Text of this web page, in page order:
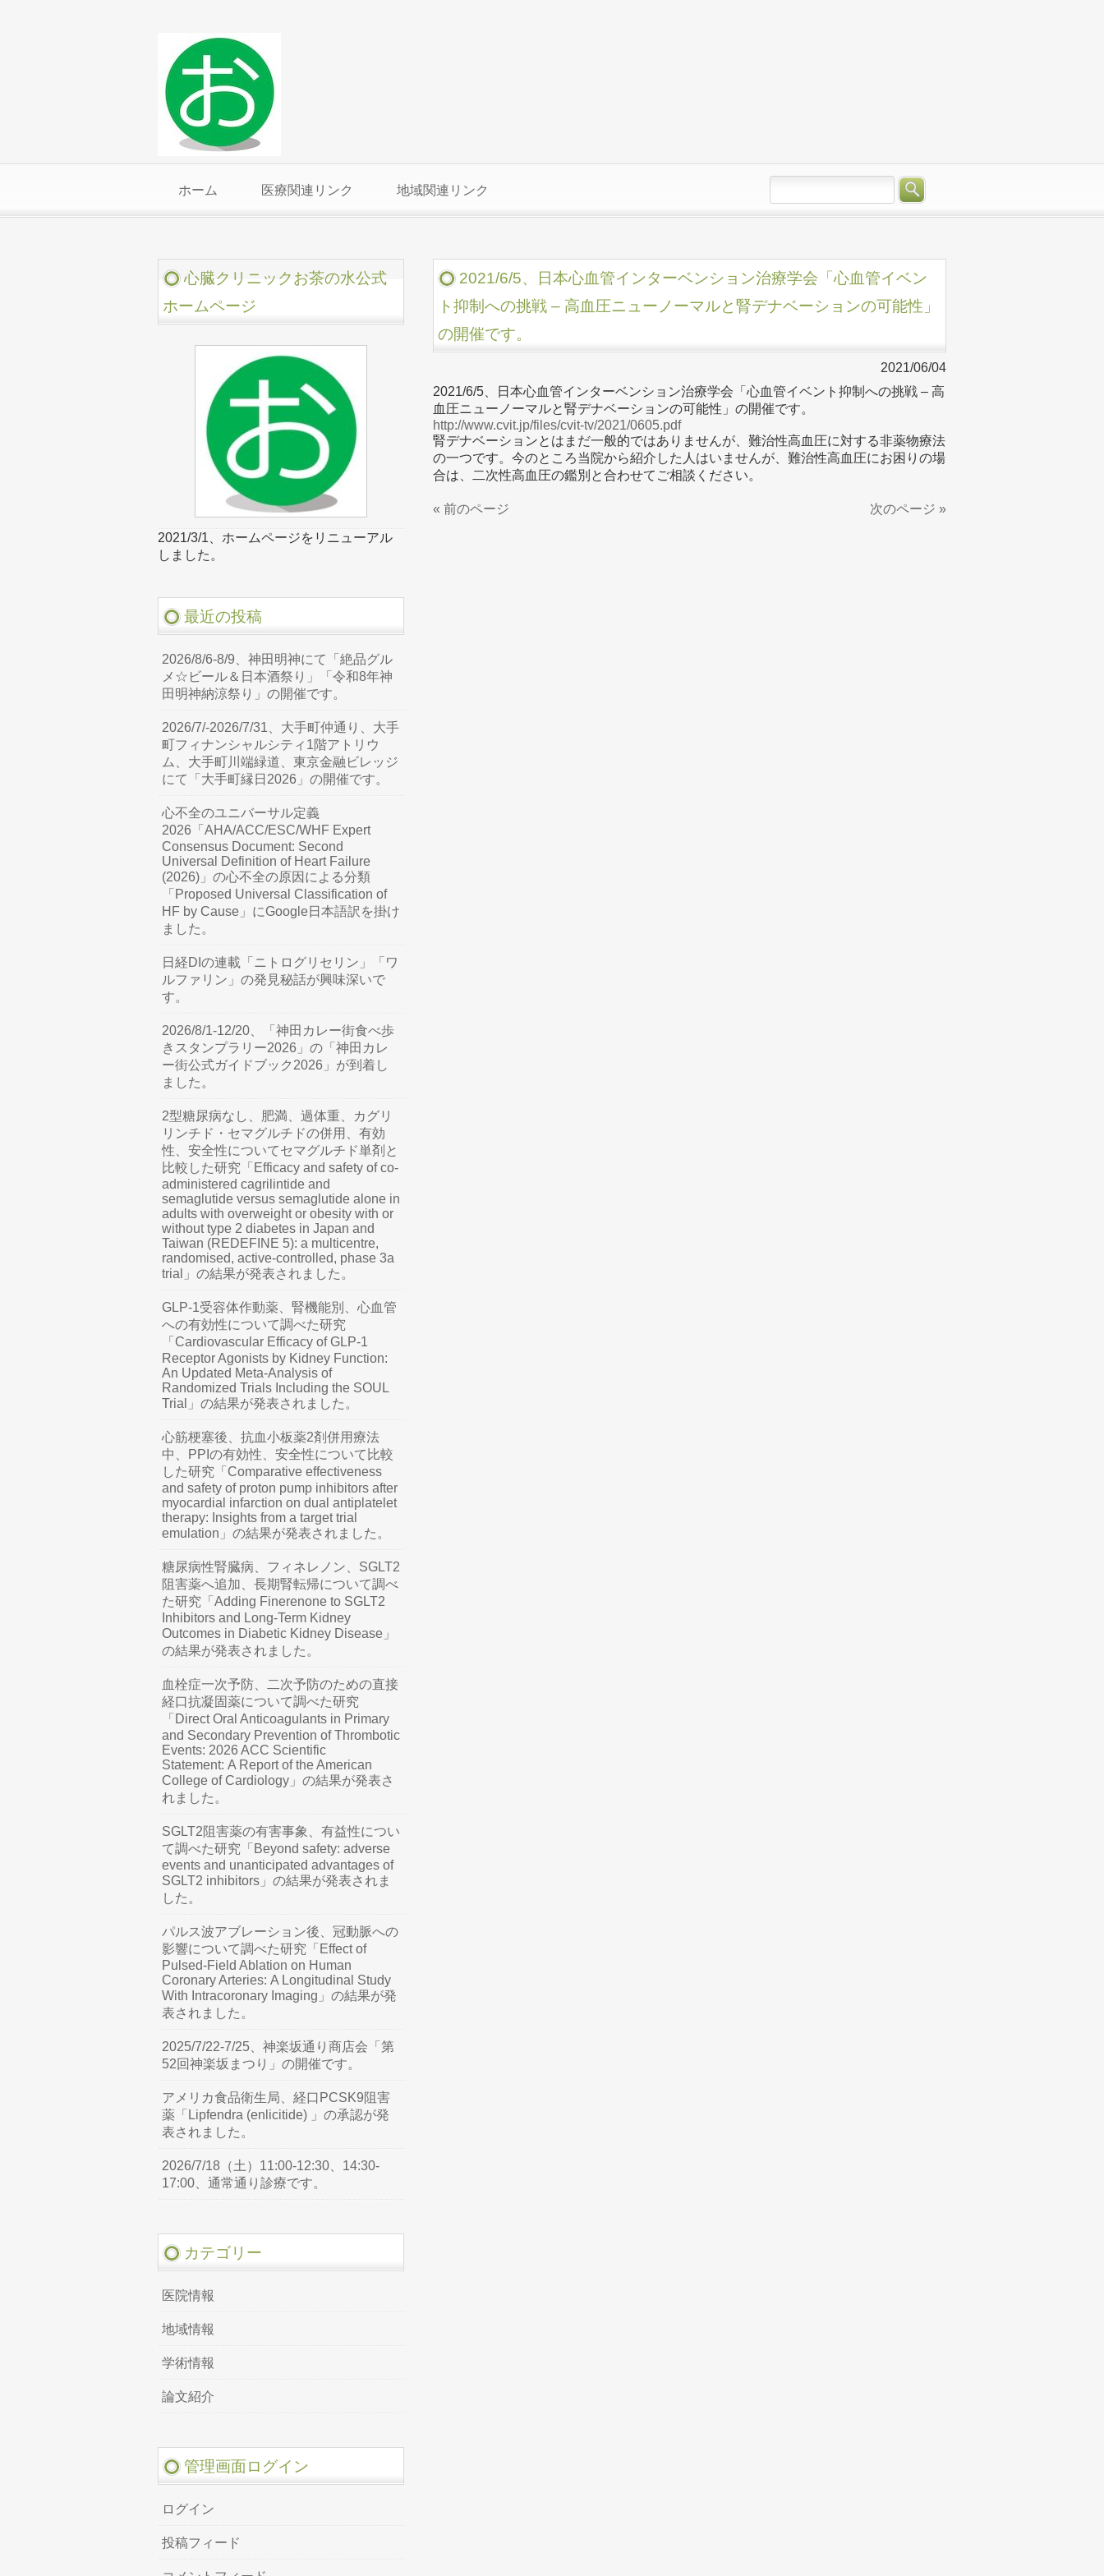
ホーム 医療関連リンク 地域関連リンク
2021/6/5、⽇本⼼⾎管インターベンション治療学会「⼼⾎管イベン
ト抑制への挑戦 – ⾼⾎圧ニューノーマルと腎デナベーションの可能性」
の開催です。
2021/06/04
2021/6/5、⽇本⼼⾎管インターベンション治療学会「⼼⾎管イベント抑制への挑戦 – ⾼
⾎圧ニューノーマルと腎デナベーションの可能性」の開催です。
http://www.cvit.jp/files/cvit-tv/2021/0605.pdf
腎デナベーションとはまだ一般的ではありませんが、難治性高血圧に対する非薬物療法
の一つです。今のところ当院から紹介した人はいませんが、難治性高血圧にお困りの場
合は、二次性高血圧の鑑別と合わせてご相談ください。
« 前のページ 次のページ »
心臓クリニックお茶の水公式
ホームページ
2021/3/1、ホームページをリニューアル
しました。
最近の投稿
2026/8/6-8/9、神田明神にて「絶品グル
メ☆ビール＆日本酒祭り」「令和8年神
田明神納涼祭り」の開催です。
2026/7/-2026/7/31、大手町仲通り、大手
町フィナンシャルシティ1階アトリウ
ム、大手町川端緑道、東京金融ビレッジ
にて「大手町縁日2026」の開催です。
心不全のユニバーサル定義
2026「AHA/ACC/ESC/WHF Expert
Consensus Document: Second
Universal Definition of Heart Failure
(2026)」の心不全の原因による分類
「Proposed Universal Classification of
HF by Cause」にGoogle日本語訳を掛け
ました。
日経DIの連載「ニトログリセリン」「ワ
ルファリン」の発見秘話が興味深いで
す。
2026/8/1-12/20、「神田カレー街食べ歩
きスタンプラリー2026」の「神田カレ
ー街公式ガイドブック2026」が到着し
ました。
2型糖尿病なし、肥満、過体重、カグリ
リンチド・セマグルチドの併用、有効
性、安全性についてセマグルチド単剤と
比較した研究「Efficacy and safety of co-
administered cagrilintide and
semaglutide versus semaglutide alone in
adults with overweight or obesity with or
without type 2 diabetes in Japan and
Taiwan (REDEFINE 5): a multicentre,
randomised, active-controlled, phase 3a
trial」の結果が発表されました。
GLP-1受容体作動薬、腎機能別、心血管
への有効性について調べた研究
「Cardiovascular Efficacy of GLP-1
Receptor Agonists by Kidney Function:
An Updated Meta-Analysis of
Randomized Trials Including the SOUL
Trial」の結果が発表されました。
心筋梗塞後、抗血小板薬2剤併用療法
中、PPIの有効性、安全性について比較
した研究「Comparative effectiveness
and safety of proton pump inhibitors after
myocardial infarction on dual antiplatelet
therapy: Insights from a target trial
emulation」の結果が発表されました。
糖尿病性腎臓病、フィネレノン、SGLT2
阻害薬へ追加、長期腎転帰について調べ
た研究「Adding Finerenone to SGLT2
Inhibitors and Long-Term Kidney
Outcomes in Diabetic Kidney Disease」
の結果が発表されました。
血栓症一次予防、二次予防のための直接
経口抗凝固薬について調べた研究
「Direct Oral Anticoagulants in Primary
and Secondary Prevention of Thrombotic
Events: 2026 ACC Scientific
Statement: A Report of the American
College of Cardiology」の結果が発表さ
れました。
SGLT2阻害薬の有害事象、有益性につい
て調べた研究「Beyond safety: adverse
events and unanticipated advantages of
SGLT2 inhibitors」の結果が発表されま
した。
パルス波アブレーション後、冠動脈への
影響について調べた研究「Effect of
Pulsed-Field Ablation on Human
Coronary Arteries: A Longitudinal Study
With Intracoronary Imaging」の結果が発
表されました。
2025/7/22-7/25、神楽坂通り商店会「第
52回神楽坂まつり」の開催です。
アメリカ食品衛生局、経口PCSK9阻害
薬「Lipfendra (enlicitide) 」の承認が発
表されました。
2026/7/18（土）11:00-12:30、14:30-
17:00、通常通り診療です。
カテゴリー
医院情報
地域情報
学術情報
論文紹介
管理画面ログイン
ログイン
投稿フィード